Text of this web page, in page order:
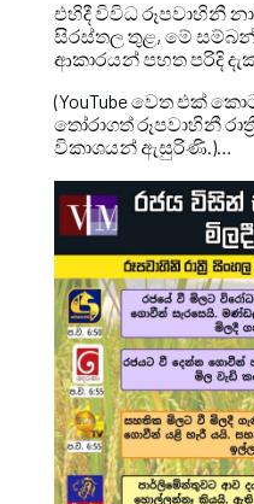
එහිදී විවිධ රූපවාහිනී
සිරස්තල තුළ, මේ
ආකාරයන් පහත පරිදි
(YouTube වෙත එක්
තෝරාගත් රූපවාහිනී
විකාශයන් ඇසුරිණි.)…